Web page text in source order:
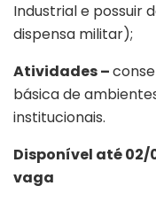
Industrial e possuir
dispensa militar);
Atividades –
básica de
institucionais.
Disponível até
vaga